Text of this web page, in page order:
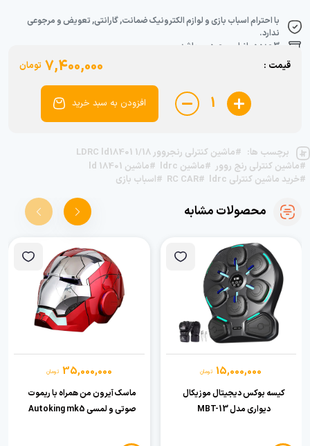
با احترام اسباب بازی و لوازم الکترونیک ضمانت, گارانتی, تعویض و مرجوعی
ندارد.
3 عدد در انبار موجود می‌باشد.
قیمت : 7,400,000 تومان
1 افزودن به سبد خرید
برچسب ها: #ماشین کنترلی رنجروور LDRC ld18401 1/18
#ماشین کنترلی رنج روور #ماشین ldrc
#ماشین ld 18401
#خرید ماشین کنترلی ldrc
#RC CAR #اسباب بازی
محصولات مشابه
15,000,000 تومان
کیسه بوکس دیجیتال موزیکال
دیواری مدل MBT-13
35,000,000 تومان
ماسک آیرون من همراه با ریموت
صوتی و لمسی Autoking mk5